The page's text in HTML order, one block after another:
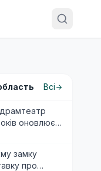
Всі
оновлює
замку
про